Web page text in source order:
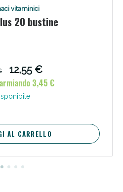
vitaminici
20 bustine
12,55 €
3,45 €
AL CARRELLO